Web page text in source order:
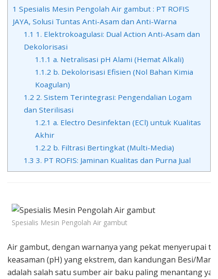
1 Spesialis Mesin Pengolah Air gambut : PT ROFIS
JAYA, Solusi Tuntas Anti-Asam dan Anti-Warna
1.1 1. Elektrokoagulasi: Dual Action Anti-Asam dan
Dekolorisasi
1.1.1 a. Netralisasi pH Alami (Hemat Alkali)
1.1.2 b. Dekolorisasi Efisien (Nol Bahan Kimia
Koagulan)
1.2 2. Sistem Terintegrasi: Pengendalian Logam
dan Sterilisasi
1.2.1 a. Electro Desinfektan (ECl) untuk Kualitas
Akhir
1.2.2 b. Filtrasi Bertingkat (Multi-Media)
1.3 3. PT ROFIS: Jaminan Kualitas dan Purna Jual
Spesialis Mesin Pengolah Air gambut
Air gambut, dengan warnanya yang pekat menyerupai
keasaman (pH) yang ekstrem, dan kandungan Besi/
adalah salah satu sumber air baku paling menantang